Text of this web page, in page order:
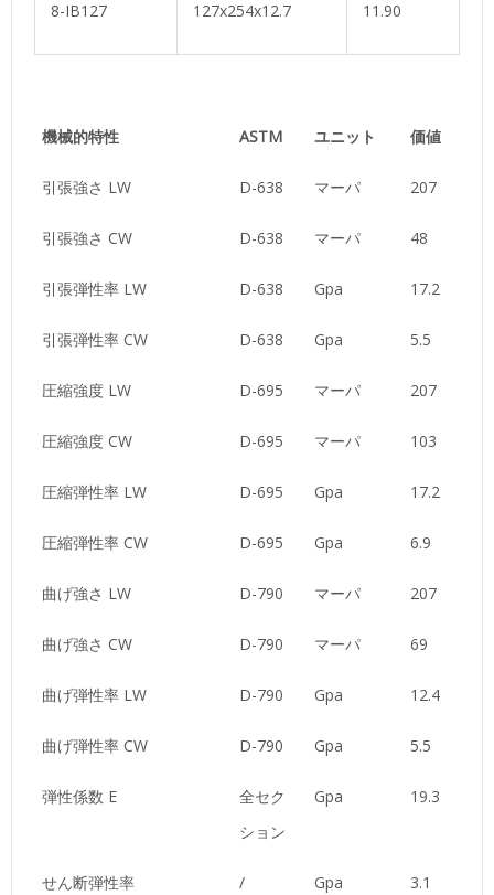
8-IB127 127x254x12.7 11.90
機械的特性 ASTM ユニット 価値
引張強さ LW D-638 マーパ 207
引張強さ CW D-638 マーパ 48
引張弾性率 LW D-638 Gpa 17.2
引張弾性率 CW D-638 Gpa 5.5
圧縮強度 LW D-695 マーパ 207
圧縮強度 CW D-695 マーパ 103
圧縮弾性率 LW D-695 Gpa 17.2
圧縮弾性率 CW D-695 Gpa 6.9
曲げ強さ LW D-790 マーパ 207
曲げ強さ CW D-790 マーパ 69
曲げ弾性率 LW D-790 Gpa 12.4
曲げ弾性率 CW D-790 Gpa 5.5
弾性係数 E
全セク
ション
Gpa 19.3
せん断弾性率 / Gpa 3.1